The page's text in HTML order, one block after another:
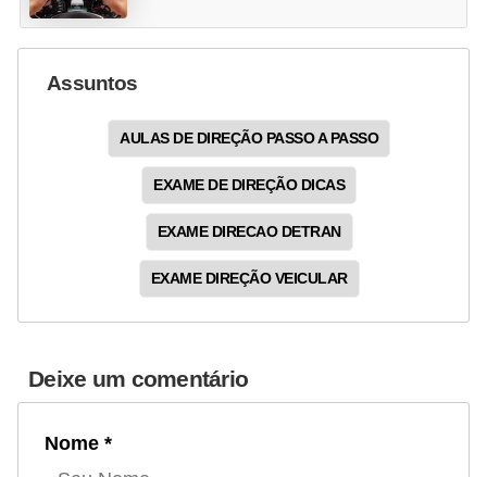
Assuntos
AULAS DE DIREÇÃO PASSO A PASSO
EXAME DE DIREÇÃO DICAS
EXAME DIRECAO DETRAN
EXAME DIREÇÃO VEICULAR
Deixe um comentário
Nome *